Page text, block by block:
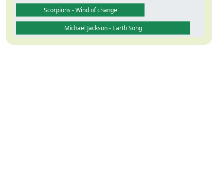
Scorpions - Wind of change
Michael Jackson - Earth Song